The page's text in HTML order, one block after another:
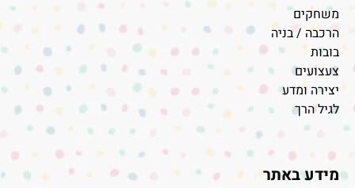
משחקים
הרכבה / בניה
בובות
צעצועים
יצירה ומדע
לגיל הרך
מידע באתר